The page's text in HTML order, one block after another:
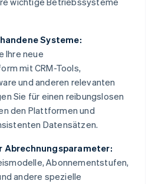
Systeme:
Ihre neue
mit CRM-Tools,
und anderen relevanten
Sie für einen reibungslosen
den Plattformen und
Datensätzen.
Abrechnungsparameter:
Abonnementstufen,
andere spezielle